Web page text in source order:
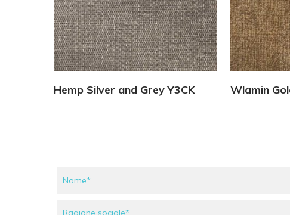
Hemp Silver and Grey Y3CK Wlamin